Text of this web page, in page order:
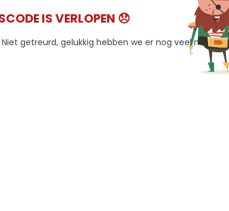
IS VERLOPEN 😞
getreurd, gelukkig hebben we er nog veel meer!